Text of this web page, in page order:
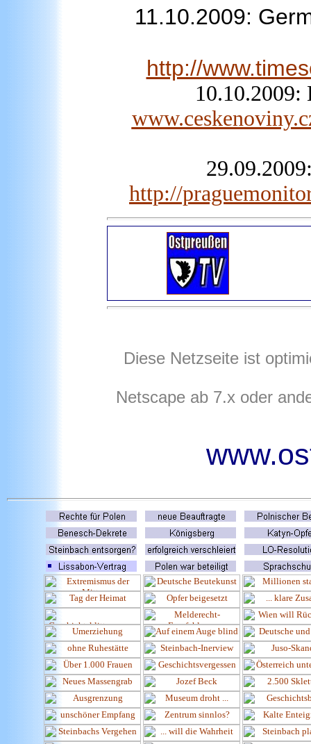
11.10.2009:
http://
10.10.2009:
http://
Diese Netzseite ist
Netscape ab 7.x oder